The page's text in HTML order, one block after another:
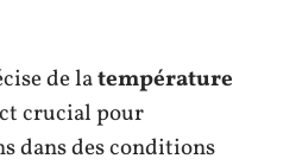
de latempérature
crucial pour
dans des conditions